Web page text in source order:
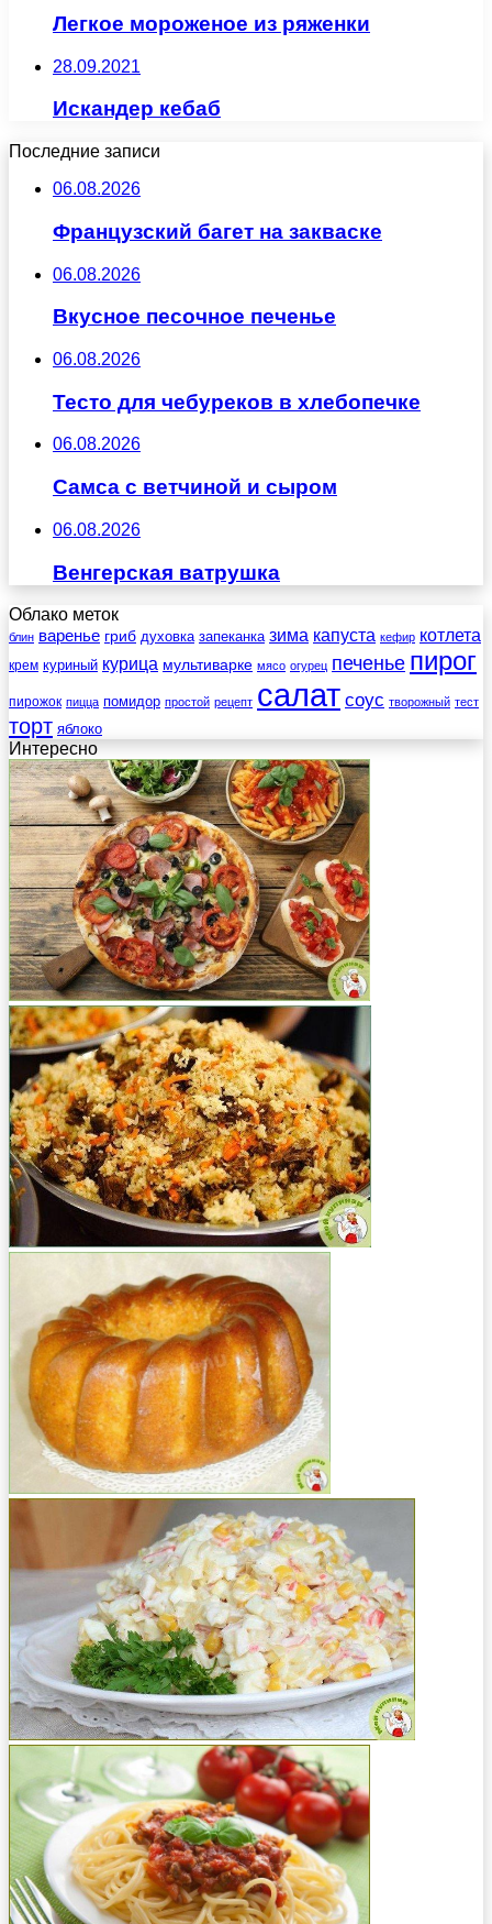
Легкое мороженое из ряженки
28.09.2021
Искандер кебаб
Последние записи
06.08.2026
Французский багет на закваске
06.08.2026
Вкусное песочное печенье
06.08.2026
Тесто для чебуреков в хлебопечке
06.08.2026
Самса с ветчиной и сыром
06.08.2026
Венгерская ватрушка
Облако меток
блин варенье гриб духовка запеканка зима капуста кефир котлета
крем куриный курица мультиварке мясо огурец печенье пирог
пирожок пицца помидор простой рецепт салат соус творожный тест
торт яблоко
Интересно